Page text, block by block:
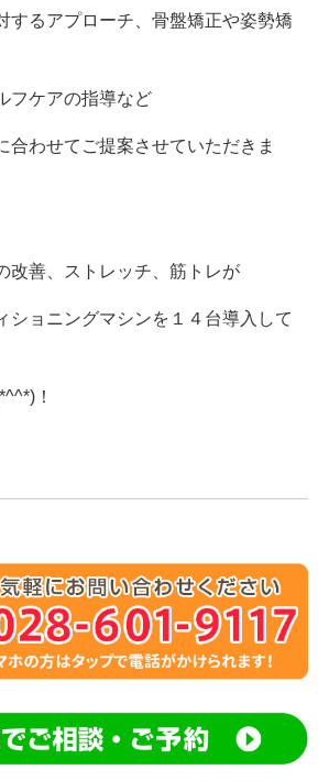
するアプローチ、骨盤矯正や姿勢矯
フケアの指導など
合わせてご提案させていただきま
改善、ストレッチ、筋トレが
ショニングマシンを１４台導入して
！